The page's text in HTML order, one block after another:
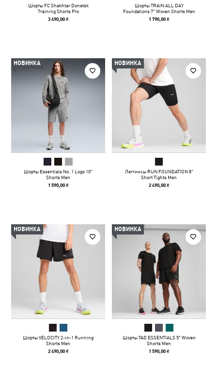
Шорты FC Shakhtar Donetsk
Training Shorts Pro
3 490,00 ₴
Шорты TRAIN ALL DAY
Foundations 7" Woven Shorts Men
1 790,00 ₴
НОВИНКА
Шорты Essentials No. 1 Logo 10"
Shorts Men
1 590,00 ₴
НОВИНКА
Леггинсы RUN FOUNDATION 8"
Short Tights Men
2 490,00 ₴
НОВИНКА
Шорты VELOCITY 2-in-1 Running
Shorts Men
2 490,00 ₴
НОВИНКА
Шорты TAD ESSENTIALS 5" Woven
Shorts Men
1 590,00 ₴